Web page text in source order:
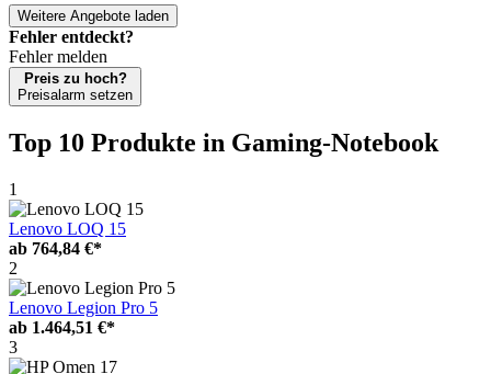
Weitere Angebote laden
Fehler entdeckt?
Fehler melden
Preis zu hoch?
Preisalarm setzen
Top 10 Produkte in Gaming-Notebook
1
Lenovo LOQ 15
ab 764,84 €*
2
Lenovo Legion Pro 5
ab 1.464,51 €*
3